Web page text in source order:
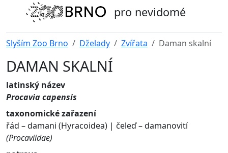
pro nevidomé
Slyším Zoo Brno Dželady Zvířata Daman skalní
DAMAN SKALNÍ
latinský název
Procavia capensis
taxonomické zařazení
řád – damani (Hyracoidea) | čeleď – damanovití
(Procaviidae)